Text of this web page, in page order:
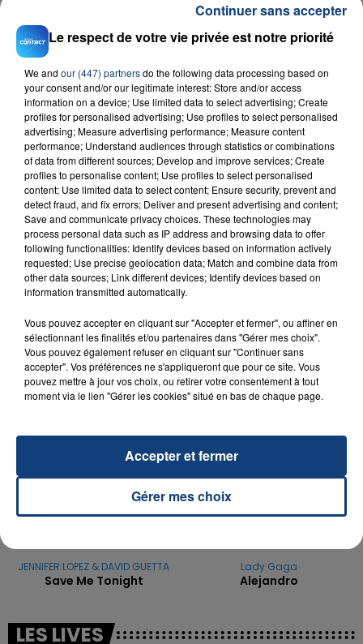
23 juillet 2026
INCENDIE MORTEL À LENS : UNE FEMME ET
SON BÉBÉ ENTRE LA VIE ET LA...
Un homme s'est immolé par le feu après avoir
aspergé sa compagne et leur bébé de trois mois
d'un liquide inflammable.
20 juillet 2026
UNE ADOLESCENTE DEVANT SE FAIRE
OPÉRER DE LA CHEVILLE RESSORT DE LA...
La famille a porté plainte contre la clinique qui a
reconnu sa responsabilité et présenté ses
excuses.
TITRES DIFFUSÉS
17h36
17h36
JENNIFER LOPEZ & DAVID GUETTA
Save Me Tonight
17h29
17h29
Lady Gaga
Alejandro
LES LIVES
Le respect de votre vie privée est notre priorité
We and our (447) partnersdo the following data processing based on
your consent and/or our legitimate interest: Store and/or access
information on a device; Use limited data to select advertising; Create
profiles for personalised advertising; Use profiles to select personalised
advertising; Measure advertising performance; Measure content
performance; Understand audiences through statistics or combinations
of data from different sources; Develop and improve services; Create
profiles to personalise content; Use profiles to select personalised
content; Use limited data to select content; Ensure security, prevent and
detect fraud, and fix errors; Deliver and present advertising and content;
Save and communicate privacy choices. These technologies may
process personal data such as IP address and browsing data to offer
following functionalities: Identify devices based on information actively
requested; Use precise geolocation data; Match and combine data from
other data sources; Link different devices; Identify devices based on
information transmitted automatically.
Vous pouvez accepter en cliquant sur "Accepter et fermer", ou affiner en
sélectionnant les finalités et/ou partenaires dans "Gérer mes choix".
Vous pouvez également refuser en cliquant sur "Continuer sans
accepter". Vos préférences ne s'appliqueront que pour ce site. Vous
pouvez mettre à jour vos choix, ou retirer votre consentement à tout
moment via le lien "Gérer les cookies" situé en bas de chaque page.
Gérer mes choix
Accepter et fermer
Continuer sans accepter